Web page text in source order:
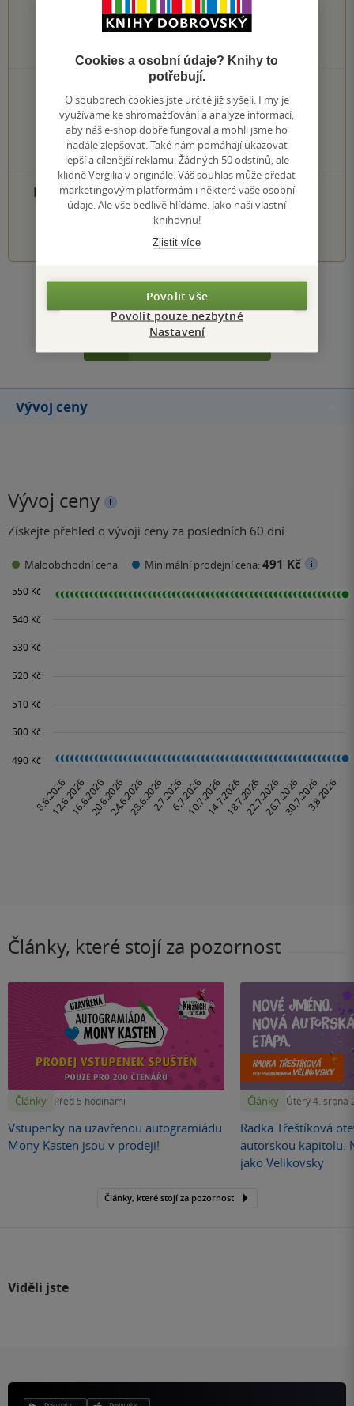
0×
4 hvězdičky
0×
3 hvězdičky
0×
2 hvězdičky
0×
1 hvezdička
PŘIDEJTE SVÉ HODNOCENÍ PRODUKTU
3 4 5
Zobrazit všechna hodnocení
Přidat hodnocení
Vývoj ceny
Vývoj ceny
Získejte přehled o vývoji ceny za posledních 60 dní.
Maloobchodní cena Minimální prodejní cena:491 Kč
Články, které stojí za pozornost
Články Před 5 hodinami
Vstupenky na uzavřenou autogramiádu
Mony Kasten jsou v prodeji!
Články Úterý 4. srpna
Radka Třeštíková
autorskou kapitolu.
jako Velikovsky
Články, které stojí za pozornost
Viděli jste
Cookies a osobní údaje? Knihy to
potřebují.
O souborech cookies jste určitě již slyšeli. I my je
využíváme ke shromažďování a analýze informací,
aby náš e-shop dobře fungoval a mohli jsme ho
nadále zlepšovat. Také nám pomáhají ukazovat
lepší a cílenější reklamu. Žádných 50 odstínů, ale
klidně Vergilia v originále. Váš souhlas může předat
marketingovým platformám i některé vaše osobní
údaje. Ale vše bedlivě hlídáme. Jako naši vlastní
knihovnu!
Zjistit více
Povolit vše
Povolit pouze nezbytné
Nastavení